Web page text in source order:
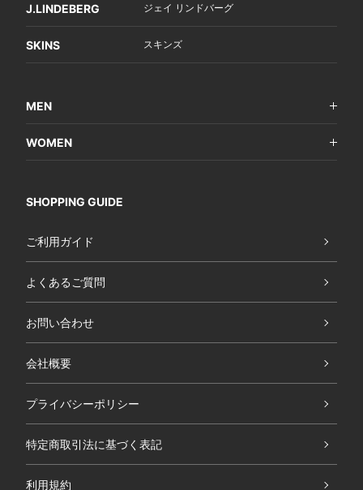
J.LINDEBERG ジェイ リンドバーグ
SKINS スキンズ
MEN
WOMEN
SHOPPING GUIDE
ご利用ガイド
よくあるご質問
お問い合わせ
会社概要
プライバシーポリシー
特定商取引法に基づく表記
利用規約